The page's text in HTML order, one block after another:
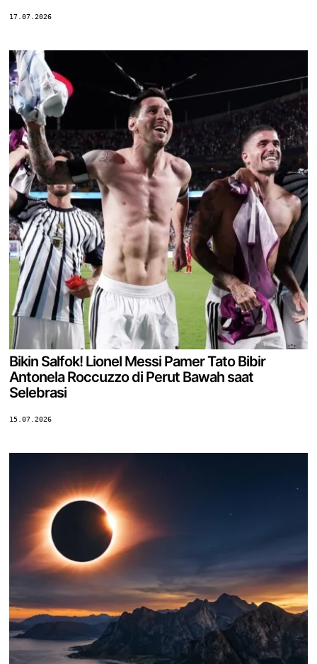
17.07.2026
Bikin Salfok! Lionel Messi Pamer Tato Bibir
Antonela Roccuzzo di Perut Bawah saat
Selebrasi
15.07.2026